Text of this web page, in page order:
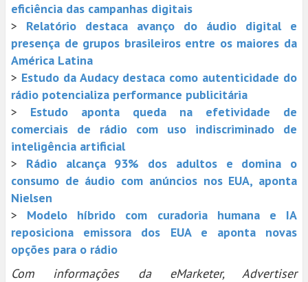
eficiência das campanhas digitais
> Relatório destaca avanço do áudio digital e
presença de grupos brasileiros entre os maiores da
América Latina
> Estudo da Audacy destaca como autenticidade do
rádio potencializa performance publicitária
> Estudo aponta queda na efetividade de
comerciais de rádio com uso indiscriminado de
inteligência artificial
> Rádio alcança 93% dos adultos e domina o
consumo de áudio com anúncios nos EUA, aponta
Nielsen
> Modelo híbrido com curadoria humana e IA
reposiciona emissora dos EUA e aponta novas
opções para o rádio
Com informações da eMarketer, Advertiser